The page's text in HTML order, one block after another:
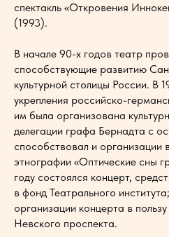
спектакль «Откровения
(1993).
В начале 90-х годов театр
способствующие развитию
культурной столицы России. В
укрепления российско-
им была организована
делегации графа Бернадта с
способствовал и организации
этнографии «Оптические сны
году состоялся концерт,
в фонд Театрального
организации концерта в
Невского проспекта.